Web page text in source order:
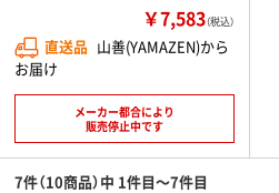
￥7,583（税込）
直送品 山善(YAMAZEN)から
お届け
メーカー都合により
販売停止中です
7件（10商品）中 1件目～7件目